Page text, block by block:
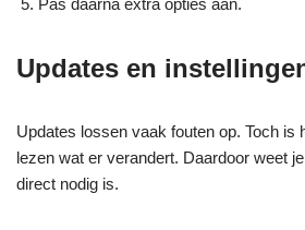
Pas daarna extra opties aan.
Updates en
Updates lossen vaak fouten op. Toch is
lezen wat er verandert. Daardoor weet
direct nodig is.